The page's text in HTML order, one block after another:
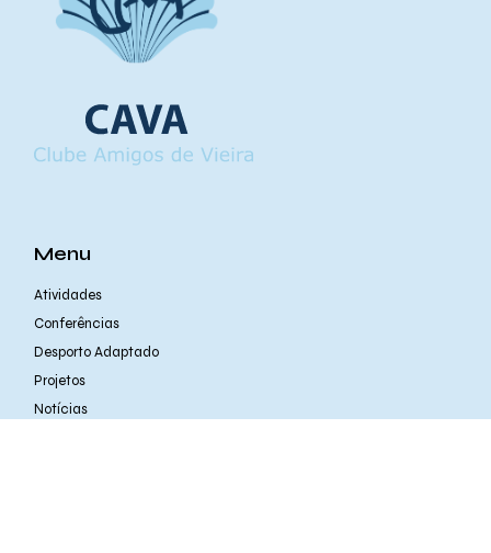
Menu
Atividades
Conferências
Desporto Adaptado
Projetos
Notícias